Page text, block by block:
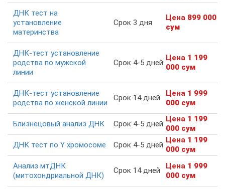
ДНК тест на
установление
материнства
Срок 3 дня
Цена 899 000
сум
ДНК-тест установление
родства по мужской
линии
Срок 4-5 дней
Цена 1 199
000 сум
ДНК-тест установление
родства по женской линии
Срок 14 дней Цена 1 999
000 сум
Близнецовый анализ ДНК Срок 4-5 дней
Цена 1 199
000 сум
ДНК тест по Y хромосоме
Срок 4-5 дней
Цена 1 199
000 сум
Анализ мтДНК
(митохондриальной ДНК)
Срок 14 дней Цена 1 999
000 сум